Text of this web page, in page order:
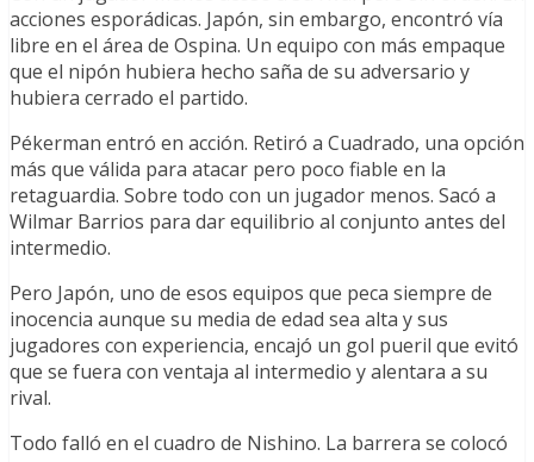
acciones esporádicas. Japón, sin embargo, encontró vía
libre en el área de Ospina. Un equipo con más empaque
que el nipón hubiera hecho saña de su adversario y
hubiera cerrado el partido.
Pékerman entró en acción. Retiró a Cuadrado, una opción
más que válida para atacar pero poco fiable en la
retaguardia. Sobre todo con un jugador menos. Sacó a
Wilmar Barrios para dar equilibrio al conjunto antes del
intermedio.
Pero Japón, uno de esos equipos que peca siempre de
inocencia aunque su media de edad sea alta y sus
jugadores con experiencia, encajó un gol pueril que evitó
que se fuera con ventaja al intermedio y alentara a su
rival.
Todo falló en el cuadro de Nishino. La barrera se colocó